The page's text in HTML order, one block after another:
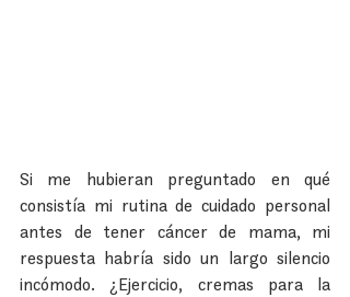
Si me hubieran preguntado en qué
consistía mi rutina de cuidado personal
antes de tener cáncer de mama, mi
respuesta habría sido un largo silencio
incómodo. ¿Ejercicio, cremas para la